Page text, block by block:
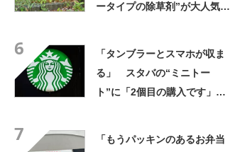
ータイプの除草剤”が大人気
6
「タンブラーとスマホが収ま
る」 スタバの“ミニトー
ト”に「2個目の購入です」
7
「もうパッキンのあるお弁当